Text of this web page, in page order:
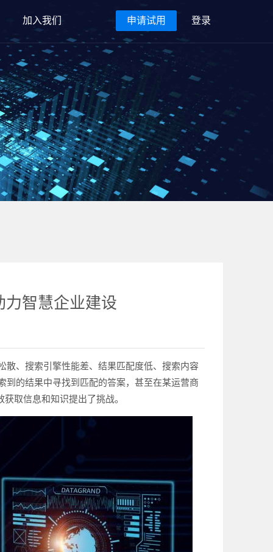
加入我们 申请试用 登录
智慧企业建设
散、搜索引擎性能差、结果匹配度低、搜索内容
到的结果中寻找到匹配的答案，甚至在某运营商
取信息和知识提出了挑战。